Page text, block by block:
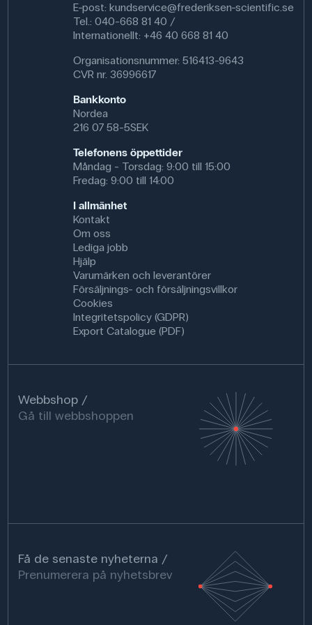
Specifikationer
Vægt (g): 800 g
Renhed: Ren
CAS NR: 7791-18-6
Molmasse: 203.3 g/mol
Denna text är översatt med AI från vår danska webbplats
frederiksen-scientific.dk. Innehållet har kvalitetssäkrats
E-post: kundservice@frederiksen-scientific.se
Tel.: 040-668 81 40 /
Internationellt: +46 40 668 81 40
Organisationsnummer: 516413-9643
CVR nr. 36996617
Bankkonto
Nordea
216 07 58-5SEK
Telefonens öppettider
Måndag - Torsdag: 9:00 till 15:00
Fredag: 9:00 till 14:00
I allmänhet
Kontakt
Om oss
Lediga jobb
Hjälp
Varumärken och leverantörer
Försäljnings- och försäljningsvillkor
Cookies
Integritetspolicy (GDPR)
Export Catalogue (PDF)
Webbshop
Gå till webbshoppen
Få de senaste nyheterna
Prenumerera på nyhetsbrev